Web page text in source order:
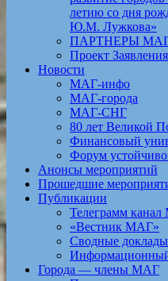
летию со дня
Ю.М. Лужкова»
ПАРТНЕРЫ
Проект
Новости
МАГ-инфо
МАГ-города
МАГ-СНГ
80 лет Великой
Финансовый
Форум
Анонсы мероприятий
Прошедшие
Публикации
Телеграмм
«Вестник МАГ»
Сводные
Города — члены МАГ